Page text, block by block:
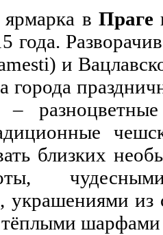
ярмарка в Праге
года.
и
города
–
близких
украшениями